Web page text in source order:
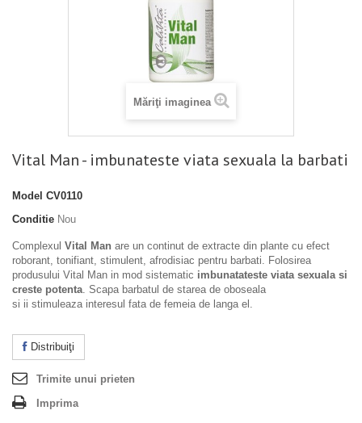
Măriţi imaginea
Vital Man - imbunateste viata sexuala la barbati
Model CV0110
Conditie Nou
Complexul Vital Man are un continut de extracte din plante cu efect
roborant, tonifiant, stimulent, afrodisiac pentru barbati. Folosirea
produsului Vital Man in mod sistematic imbunatateste viata sexuala si
creste potenta. Scapa barbatul de starea de oboseala
si ii stimuleaza interesul fata de femeia de langa el.
Distribuiţi
Trimite unui prieten
Imprima